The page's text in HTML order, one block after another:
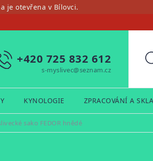
je otevřena v Bílovci.
+420 725 832 612
s-myslivec@seznam.cz
KYNOLOGIE ZPRACOVÁNÍ A
sako FEDOR hnědé